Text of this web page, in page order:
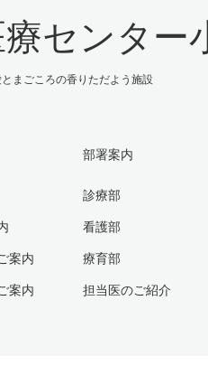
センター
まごころの香りただよう施設
案内
案内
部署案内
診療部
看護部
療育部
担当医のご紹介